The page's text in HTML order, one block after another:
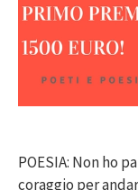
POESIA: Non ho
coraggio per